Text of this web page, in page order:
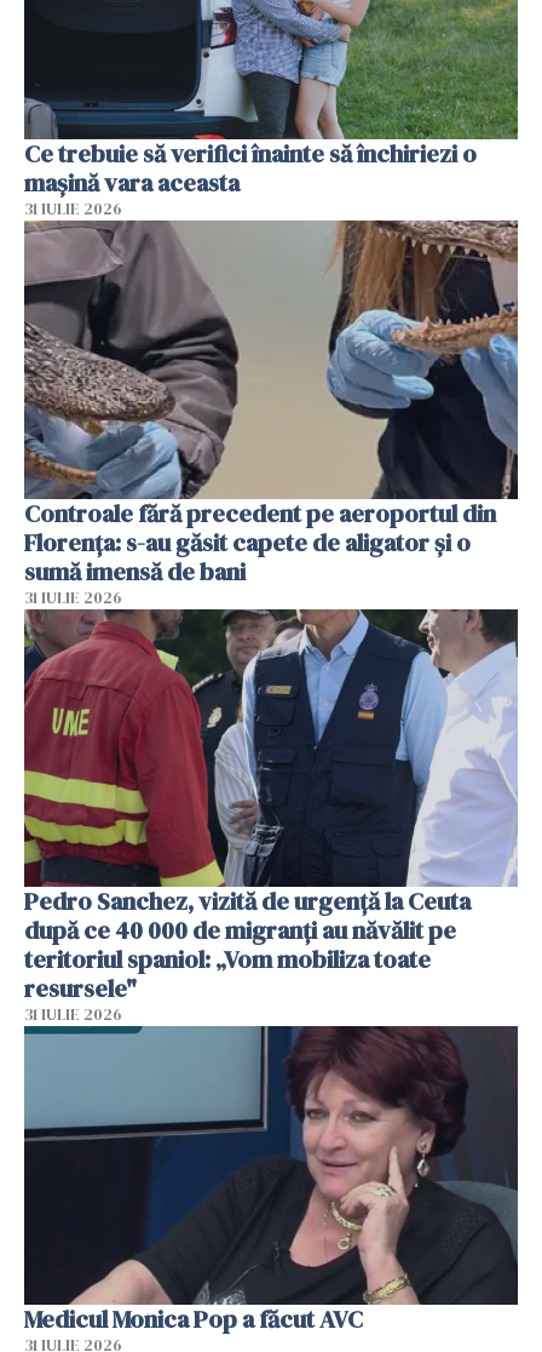
Ce trebuie să verifici înainte să închiriezi o
mașină vara aceasta
31 IULIE 2026
Controale fără precedent pe aeroportul din
Florența: s-au găsit capete de aligator și o
sumă imensă de bani
31 IULIE 2026
Pedro Sanchez, vizită de urgență la Ceuta
după ce 40 000 de migranți au năvălit pe
teritoriul spaniol: „Vom mobiliza toate
resursele"
31 IULIE 2026
Medicul Monica Pop a făcut AVC
31 IULIE 2026